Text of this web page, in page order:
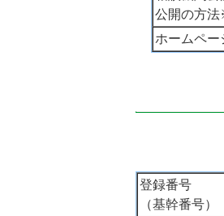
公開の方
ホームペー
登録番号
（基幹番号）